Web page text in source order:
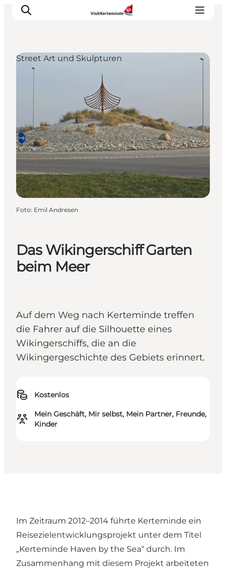
Sehenswürdigkeiten
Essen und trinken
Unterkünfte
Reiseplanung
Veranstaltungen
Das Wikingerschiff Garten
beim Meer
Auf dem Weg nach Kerteminde treffen
die Fahrer auf die Silhouette eines
Wikingerschiffs, die an die
Wikingergeschichte des Gebiets erinnert.
Kostenlos
Mein Geschäft, Mir selbst, Mein Partner, Freunde,
Kinder
Street Art und Skulpturen
Foto: Emil Andresen
Im Zeitraum 2012–2014 führte Kerteminde ein
Reisezielentwicklungsprojekt unter dem Titel
„Kerteminde Haven by the Sea“ durch. Im
Zusammenhang mit diesem Projekt arbeiteten